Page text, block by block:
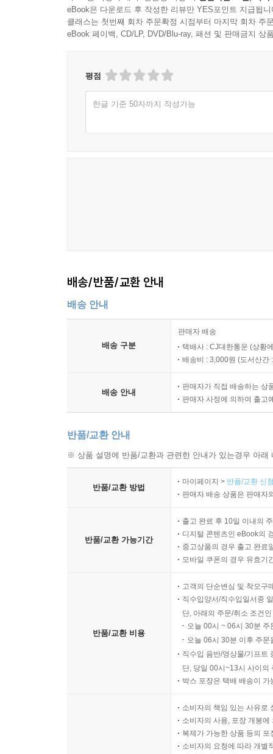
eBook은 다운로드 후 작성한 리뷰만 YES포인트 지급됩니
클래스는 첫번째 회차 주문확정 시점부터 마지막 회차 주
eBook 페이백, CD/LP, DVD/Blu-ray, 패션 및 판매금지 상
평점
한글 기준 50자까지 작성가능
배송/반품/교환 안내
배송 안내
배송 구분
판매자 배송
택배사 : CJ대한통운 (상황
배송비 : 3,000원 (도서산간
배송 안내
판매자가 직접 배송하는 상
판매자 사정에 의하여 출고
반품/교환 안내
※ 상품 설명에 반품/교환과 관련한 안내가 있는경우 아
반품/교환 방법
마이페이지 > 반품/교환 신
판매자 배송 상품은 판매자
반품/교환 가능기간
출고 완료 후 10일 이내의
디지털 콘텐츠인 eBook의
중고상품의 경우 출고 완료
모바일 쿠폰의 경우 유효기
반품/교환 비용
고객의 단순변심 및 착오구
직수입양서/직수입일서중
단, 아래의 주문/취소 조건
오늘 00시 ~ 06시 30분
오늘 06시 30분 이후 주
직수입 음반/영상물/기프트
단, 당일 00시~13시 사이의
박스 포장은 택배 배송이
소비자의 책임 있는 사유로
소비자의 사용, 포장 개봉
복제가 가능한 상품 등의
소비자의 요청에 따라 개별